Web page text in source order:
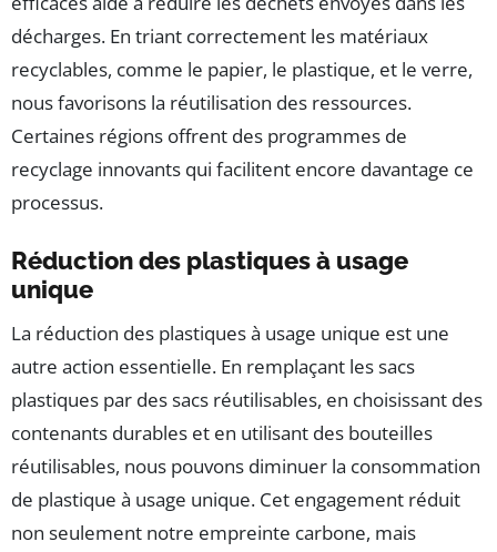
décharges. En triant correctement les matériaux
recyclables, comme le papier, le plastique, et le verre,
nous favorisons la réutilisation des ressources.
Certaines régions offrent des programmes de
recyclage innovants qui facilitent encore davantage ce
processus.
Réduction des plastiques à usage
unique
La réduction des plastiques à usage unique est une
autre action essentielle. En remplaçant les sacs
plastiques par des sacs réutilisables, en choisissant des
contenants durables et en utilisant des bouteilles
réutilisables, nous pouvons diminuer la consommation
de plastique à usage unique. Cet engagement réduit
non seulement notre empreinte carbone, mais